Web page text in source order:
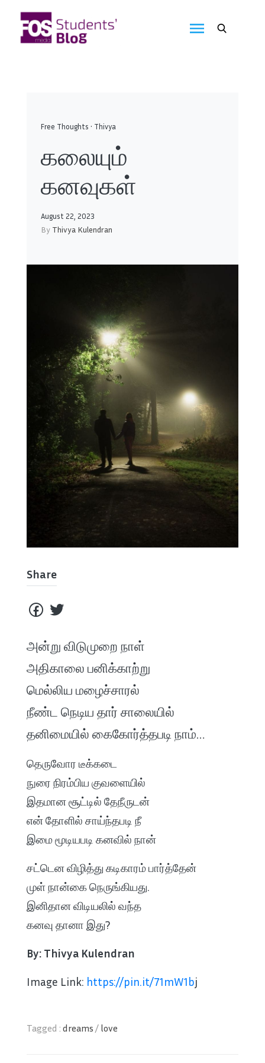
content
Free Thoughts • Thivya
கலையும்
கனவுகள்
August 22, 2023
By Thivya Kulendran
Share
அன்று விடுமுறை நாள்
அதிகாலை பனிக்காற்று
மெல்லிய மழைச்சாரல்
நீண்ட நெடிய தார் சாலையில்
தனிமையில் கைகோர்த்தபடி நாம்…
தெருவோர டீக்கடை
நுரை நிரம்பிய குவளையில்
இதமான சூட்டில் தேநீருடன்
என் தோளில் சாய்ந்தபடி நீ
இமை மூடியபடி கனவில் நான்
சட்டென விழித்து கடிகாரம் பார்த்தேன்
முள் நான்கை நெருங்கியது.
இனிதான விடியலில் வந்த
கனவு தானா இது?
By: Thivya Kulendran
Image Link: https://pin.it/71mW1bj
Tagged : dreams / love